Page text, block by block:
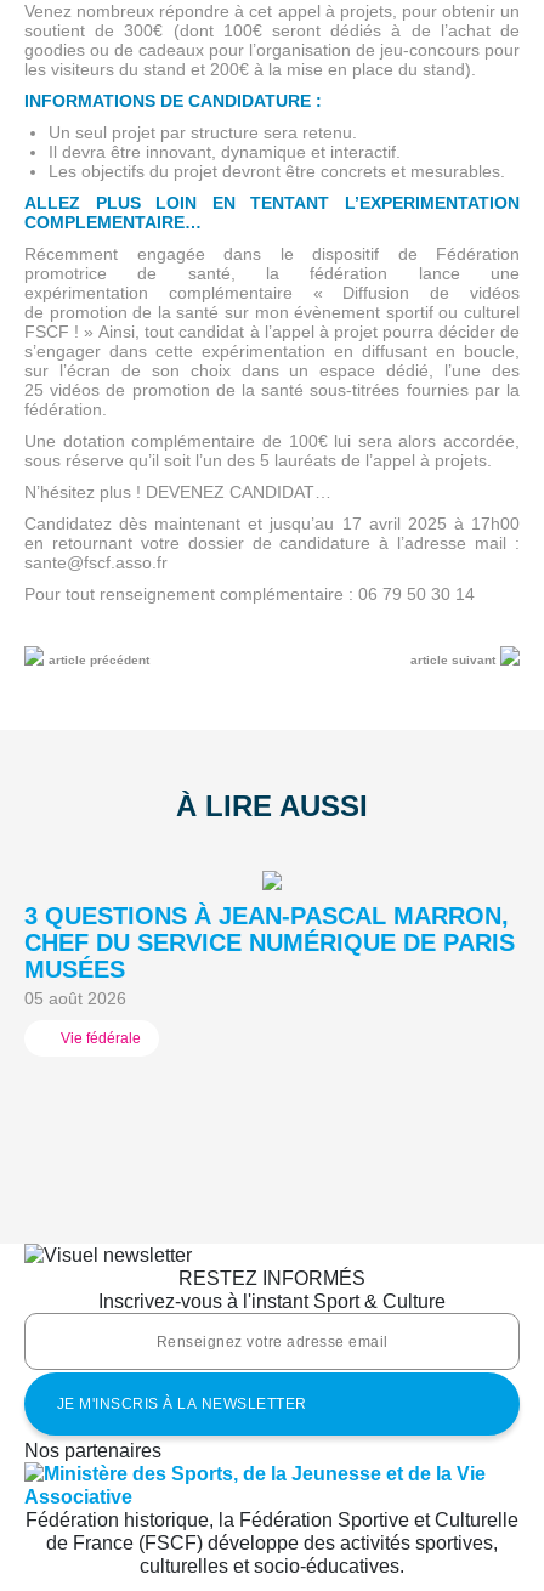
Venez nombreux répondre à cet appel à projets, pour obtenir un
soutient de 300€ (dont 100€ seront dédiés à de l’achat de
goodies ou de cadeaux pour l’organisation de jeu-concours pour
les visiteurs du stand et 200€ à la mise en place du stand).
INFORMATIONS DE CANDIDATURE :
Un seul projet par structure sera retenu.
Il devra être innovant, dynamique et interactif.
Les objectifs du projet devront être concrets et mesurables.
ALLEZ PLUS LOIN EN TENTANT L’EXPERIMENTATION
COMPLEMENTAIRE…
Récemment engagée dans le dispositif de Fédération
promotrice de santé, la fédération lance une
expérimentation complémentaire « Diffusion de vidéos
de promotion de la santé sur mon évènement sportif ou culturel
FSCF ! » Ainsi, tout candidat à l’appel à projet pourra décider de
s’engager dans cette expérimentation en diffusant en boucle,
sur l’écran de son choix dans un espace dédié, l’une des
25 vidéos de promotion de la santé sous-titrées fournies par la
fédération.
Une dotation complémentaire de 100€ lui sera alors accordée,
sous réserve qu’il soit l’un des 5 lauréats de l’appel à projets.
N’hésitez plus ! DEVENEZ CANDIDAT…
Candidatez dès maintenant et jusqu’au 17 avril 2025 à 17h00
en retournant votre dossier de candidature à l’adresse mail :
sante@fscf.asso.fr
Pour tout renseignement complémentaire : 06 79 50 30 14
article précédent article suivant
À LIRE AUSSI
3 QUESTIONS À JEAN-PASCAL MARRON,
CHEF DU SERVICE NUMÉRIQUE DE PARIS
MUSÉES
05 août 2026
Vie fédérale
RESTEZ INFORMÉS
Inscrivez-vous à l'instant Sport & Culture
Nos partenaires
Fédération historique, la Fédération Sportive et Culturelle
de France (FSCF) développe des activités sportives,
culturelles et socio-éducatives.